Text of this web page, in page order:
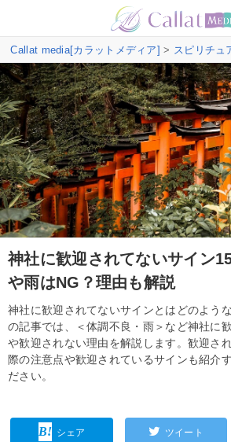
Callat media[カラットメディア] > スピリチュ
神社に歓迎されてないサイン
や雨はNG？理由も解説
神社に歓迎されてないサインとはどのよう
の記事では、＜体調不良・雨＞など神社に
や歓迎されない理由を解説します。歓迎さ
際の注意点や歓迎されているサインも紹介
ださい。
シェア ツイート